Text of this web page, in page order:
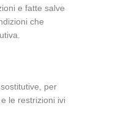
e fatte salve
che
per
le restrizioni ivi